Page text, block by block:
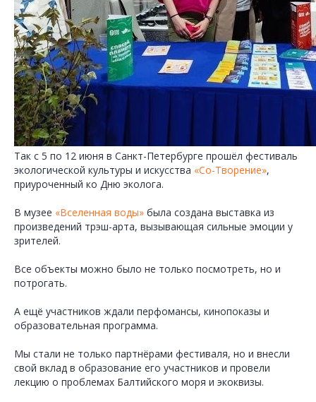
Так с 5 по 12 июня в Санкт-Петербурге прошёл фестиваль
экологической культуры и искусства «Со-Творение»,
приуроченный ко Дню эколога.
В музее «Вселенная воды» была создана выставка из
произведений трэш-арта, вызывающая сильные эмоции у
зрителей.
Все объекты можно было не только посмотреть, но и
потрогать.
А ещё участников ждали перфомансы, кинопоказы и
образовательная программа.
Мы стали не только партнёрами фестиваля, но и внесли
свой вклад в образование его участников и провели
лекцию о проблемах Балтийского моря и экоквизы.